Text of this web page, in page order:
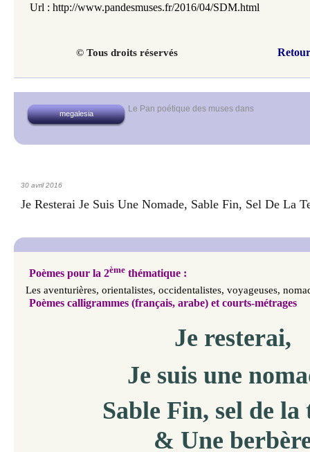
Url : http://www.pandesmuses.fr/2016/04/SDM.html
© Tous droits réservés
Le Pan poétique des muses dans
megalesia
30 avril 2016
Je Resterai Je Suis Une Nomade, Sable Fin, Sel De La
Poèmes pour la 2ème thématique :
Les aventurières, orientalistes, occidentalistes, voyageuses,
Poèmes calligrammes (français, arabe) et courts-métrages
Je resterai,
Je suis une
Sable Fin, sel de la
& Une